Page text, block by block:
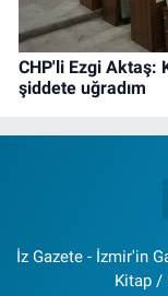
CHP'li Ezgi Aktaş:
şiddete uğradım
İz Gazete - İzmir'in
Kitap /